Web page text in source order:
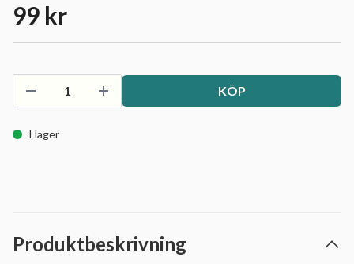
99 kr
KÖP
I lager
Produktbeskrivning